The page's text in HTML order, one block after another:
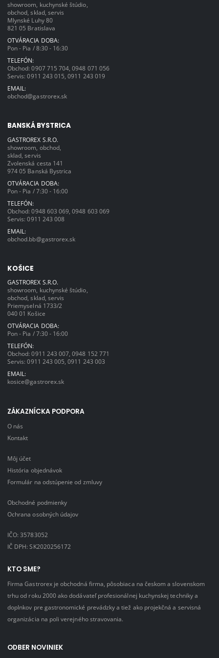
showroom, kuchynské štúdio,
obchod, sklad, servis
Mlynské Luhy 80
821 05 Bratislava
OTVÁRACIA DOBA:
Pon - Pia / 8:30 - 16:30
TELEFÓN:
Obchod:0907 715 704 ,0948 071 056
Servis:0911 243 015 ,0911 243 019
EMAIL:
obchod@gastrorex.sk
BANSKÁ BYSTRICA
GASTROREX S.R.O.
showroom, obchod,
sklad, servis
Zvolenská cesta 141
974 05 Banská Bystrica
OTVÁRACIA DOBA:
Pon - Pia / 7:30 - 16:00
TELEFÓN:
Obchod:0948 603 069 ,0948 603 069
Servis:0911 243 008
EMAIL:
obchod.bb@gastrorex.sk
KOŠICE
GASTROREX S.R.O.
showroom, kuchynské štúdio,
obchod, sklad, servis
Priemyselná 1733/2
040 01 Košice
OTVÁRACIA DOBA:
Pon - Pia / 7:30 - 16:00
TELEFÓN:
Obchod:0911 243 007,0948 152 771
Servis:0911 243 005,0911 243 003
EMAIL:
kosice@gastrorex.sk
ZÁKAZNÍCKA PODPORA
O nás
Kontakt
Môj účet
História objednávok
Formulár na odstúpenie od zmluvy
Obchodné podmienky
Ochrana osobných údajov
IČO: 35783052
IČ DPH: SK2020256172
KTO SME?
Firma Gastrorex je obchodná firma, pôsobiaca na českom a slovenskom
trhu od roku 2000 ako dodávateľ profesionálnej kuchynskej techniky a
doplnkov pre gastronomické prevádzky a tiež ako projekčná a servisná
organizácia na poli verejného stravovania.
ODBER NOVINIEK